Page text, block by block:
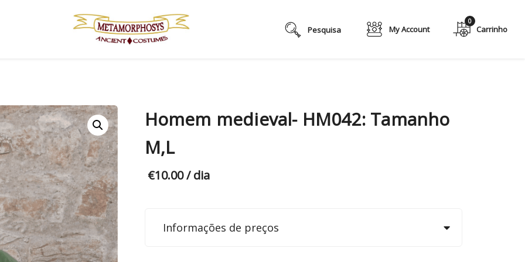
My Account
0
Homem medieval- HM042: Tamanho
M,L
€10.00/ dia
Informações de preços